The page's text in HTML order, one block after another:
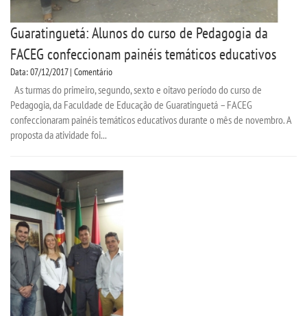
Guaratinguetá: Alunos do curso de Pedagogia da
FACEG confeccionam painéis temáticos educativos
Data: 07/12/2017 | Comentário
As turmas do primeiro, segundo, sexto e oitavo período do curso de
Pedagogia, da Faculdade de Educação de Guaratinguetá – FACEG
confeccionaram painéis temáticos educativos durante o mês de novembro. A
proposta da atividade foi...